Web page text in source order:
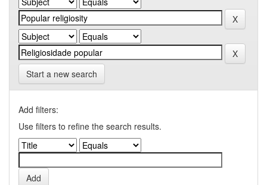
Start a new search
Add filters:
Use filters to refine the search results.